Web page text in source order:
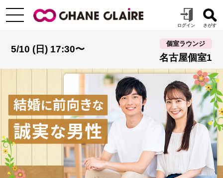
5/10 (日) 17:30〜
個室ラウンジ
名古屋個室1